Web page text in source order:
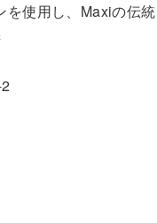
を使用し、Maxiの伝